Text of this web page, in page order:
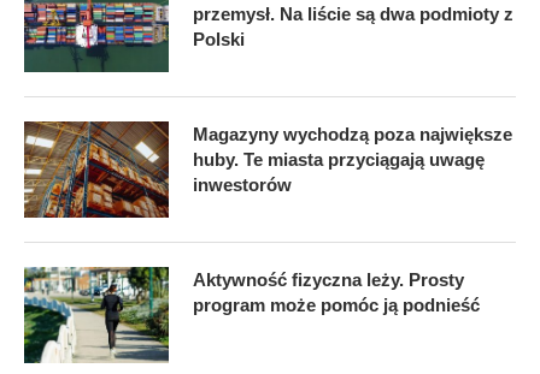
przemysł. Na liście są dwa podmioty z
Polski
Magazyny wychodzą poza największe
huby. Te miasta przyciągają uwagę
inwestorów
Aktywność fizyczna leży. Prosty
program może pomóc ją podnieść